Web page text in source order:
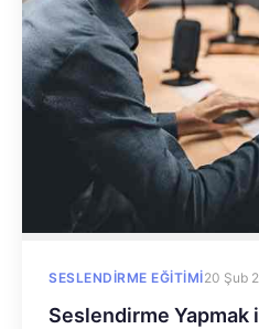
SESLENDIRME EĞITIMI20 Şub
Seslendirme Yapmak